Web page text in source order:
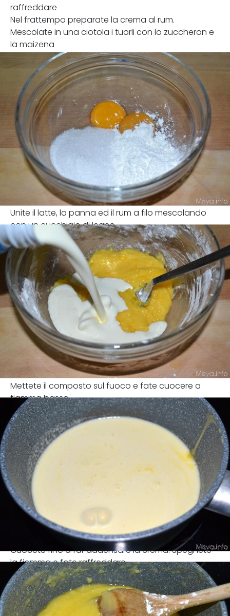
raffreddare
Nel frattempo preparate la crema al rum.
Mescolate in una ciotola i tuorli con lo zuccheron e
la maizena
Unite il latte, la panna ed il rum a filo mescolando
con un cucchiaio di legno
Mettete il composto sul fuoco e fate cuocere a
fiamma bassa
Cuocete fino a far addensare la crema. Spegnete
la fiamma e fate raffreddare.